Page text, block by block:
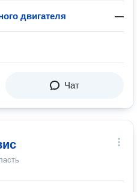
двигателя —
Чат